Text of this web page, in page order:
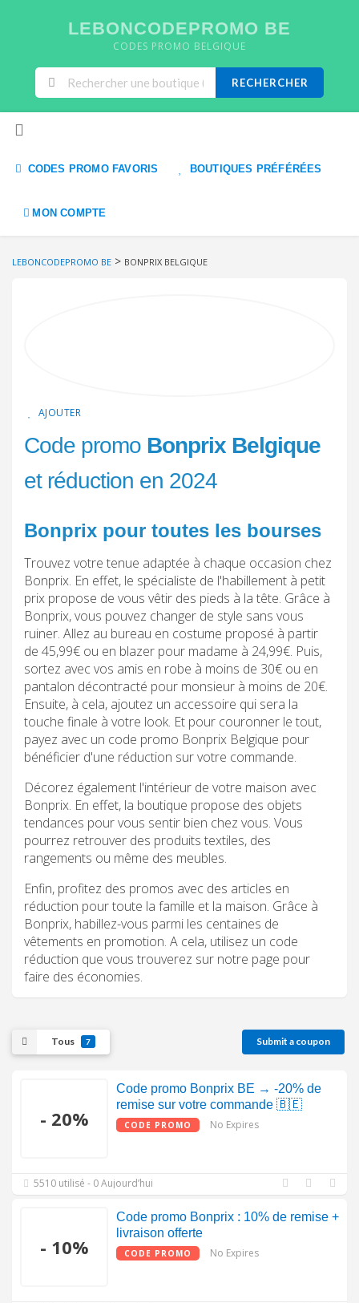
LEBONCODEPROMO BE
CODES PROMO BELGIQUE
RECHERCHER
CODES PROMO FAVORIS BOUTIQUES PRÉFÉRÉES
MON COMPTE
LEBONCODEPROMO BE > BONPRIX BELGIQUE
AJOUTER
Code promo Bonprix Belgique
et réduction en 2024
Bonprix pour toutes les bourses
Trouvez votre tenue adaptée à chaque occasion chez
Bonprix. En effet, le spécialiste de l'habillement à petit
prix propose de vous vêtir des pieds à la tête. Grâce à
Bonprix, vous pouvez changer de style sans vous
ruiner. Allez au bureau en costume proposé à partir
de 45,99€ ou en blazer pour madame à 24,99€. Puis,
sortez avec vos amis en robe à moins de 30€ ou en
pantalon décontracté pour monsieur à moins de 20€.
Ensuite, à cela, ajoutez un accessoire qui sera la
touche finale à votre look. Et pour couronner le tout,
payez avec un code promo Bonprix Belgique pour
bénéficier d'une réduction sur votre commande.
Décorez également l'intérieur de votre maison avec
Bonprix. En effet, la boutique propose des objets
tendances pour vous sentir bien chez vous. Vous
pourrez retrouver des produits textiles, des
rangements ou même des meubles.
Enfin, profitez des promos avec des articles en
réduction pour toute la famille et la maison. Grâce à
Bonprix, habillez-vous parmi les centaines de
vêtements en promotion. A cela, utilisez un code
réduction que vous trouverez sur notre page pour
faire des économies.
Tous 7 Submit a coupon
- 20%
Code promo Bonprix BE → -20% de
remise sur votre commande 🇧🇪
CODE PROMO No Expires
5510 utilisé - 0 Aujourd’hui
- 10%
Code promo Bonprix : 10% de remise +
livraison offerte
CODE PROMO No Expires